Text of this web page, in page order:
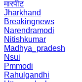
मारपीट
Jharkhand
Breakingnews
Narendramodi
Nitishkumar
Madhya_pradesh
Nsui
Pmmodi
Rahulgandhi